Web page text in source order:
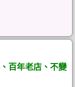
百年老店、不變